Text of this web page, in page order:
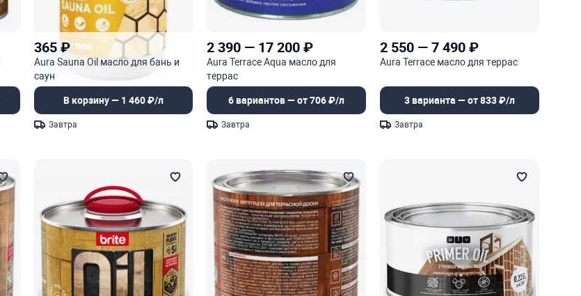
365₽
Aura Sauna Oil масло для бань и
саун
В корзину — 1 460 ₽/л
Завтра
2 390 — 17 200₽
Aura Terrace Aqua масло для
террас
6 вариантов — от 706 ₽/л
Завтра
2 550 —7 490₽
Aura Terrace масло для террас
3 варианта — от 833 ₽/л
Завтра